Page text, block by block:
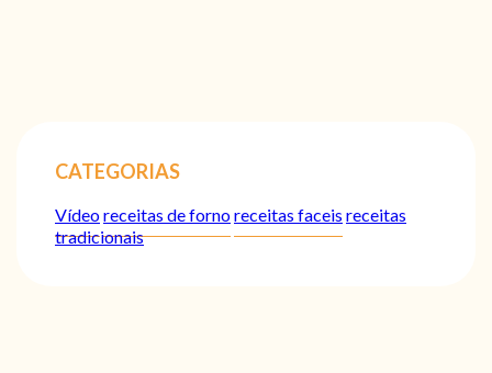
CATEGORIAS
Vídeoreceitas de fornoreceitas faceis receitas
tradicionais